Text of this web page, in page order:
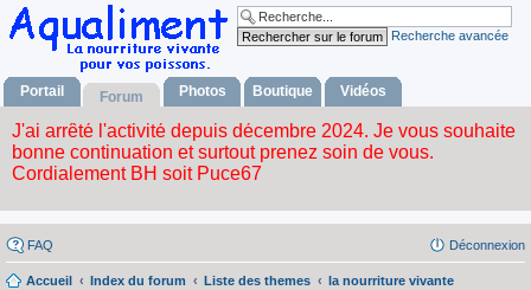
Recherche avancée
Portail Forum Photos Boutique Vidéos
FAQ Déconnexion
Accueil Index du forum Liste des themes la nourriture vivante